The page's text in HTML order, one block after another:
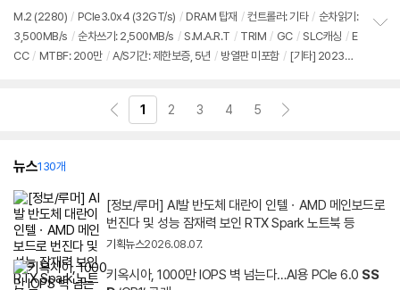
견
점
리
뷰
M.2 (2280) / PCIe3.0x4 (32GT/s) / DRAM 탑재 / 컨트롤러: 기타 / 순차읽기:
3,500MB/s / 순차쓰기: 2,500MB/s / S.M.A.R.T / TRIM / GC / SLC캐싱 / E
CC / MTBF: 200만 / A/S기간: 제한보증, 5년 / 방열판 미포함 / [기타] 2023년
1 2 3 4 5
뉴스130개
[정보/루머] AI발 반도체 대란이 인텔ㆍAMD 메인보드로
번진다 및 성능 잠재력 보인 RTX Spark 노트북 등
기획뉴스2026.08.07.
키옥시아, 1000만 IOPS 벽 넘는다…AI용 PCIe 6.0 SS